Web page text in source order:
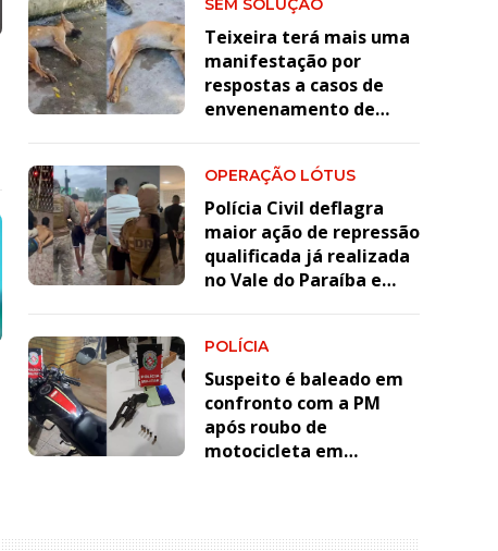
SEM SOLUÇÃO
Teixeira terá mais uma
manifestação por
respostas a casos de
envenenamento de
OPERAÇÃO LÓTUS
Polícia Civil deflagra
maior ação de repressão
qualificada já realizada
no Vale do Paraíba e
facções
POLÍCIA
Suspeito é baleado em
confronto com a PM
após roubo de
motocicleta em